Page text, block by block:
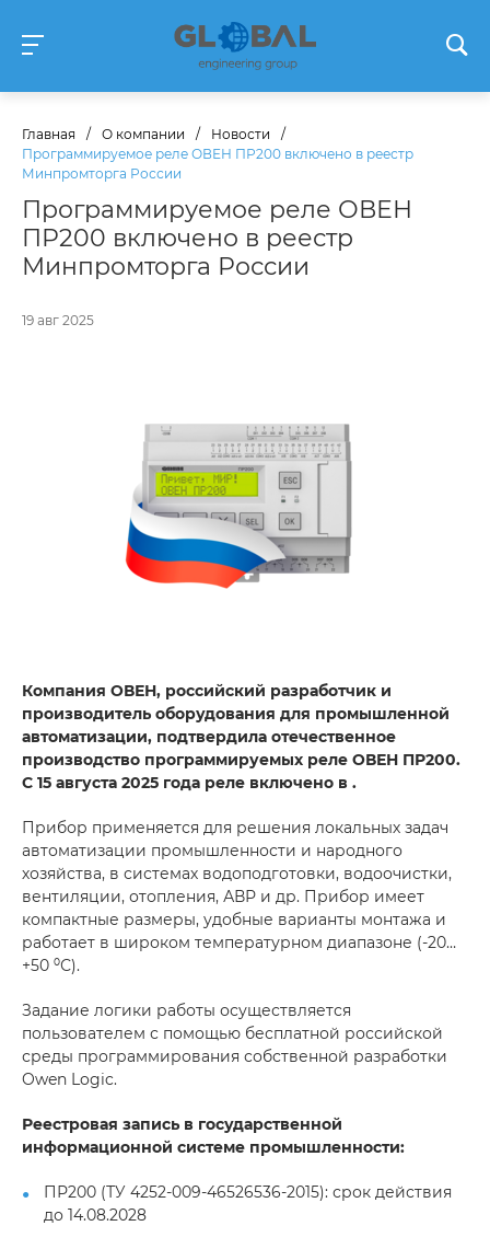
Главная / О компании / Новости
/
Программируемое реле ОВЕН ПР200 включено в реестр
Минпромторга России
Программируемое реле ОВЕН
ПР200 включено в реестр
Минпромторга России
19 авг 2025
Компания ОВЕН, российский разработчик и
производитель оборудования для промышленной
автоматизации, подтвердила отечественное
производство программируемых реле ОВЕН ПР200.
С 15 августа 2025 года реле включено в .
Прибор применяется для решения локальных задач
автоматизации промышленности и народного
хозяйства, в системах водоподготовки, водоочистки,
вентиляции, отопления, АВР и др. Прибор имеет
компактные размеры, удобные варианты монтажа и
работает в широком температурном диапазоне (-20…
+50 ⁰С).
Задание логики работы осуществляется
пользователем с помощью бесплатной российской
среды программирования собственной разработки
Owen Logic.
Реестровая запись в государственной
информационной системе промышленности:
ПР200 (ТУ 4252-009-46526536-2015): срок действия
до 14.08.2028